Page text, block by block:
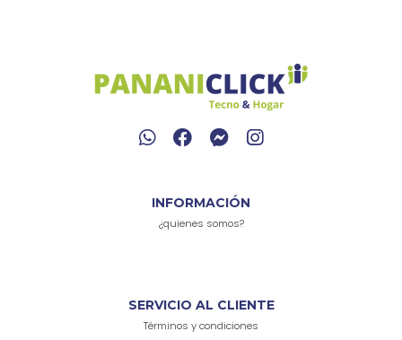
INFORMACIÓN
¿quienes somos?
SERVICIO AL CLIENTE
Términos y condiciones